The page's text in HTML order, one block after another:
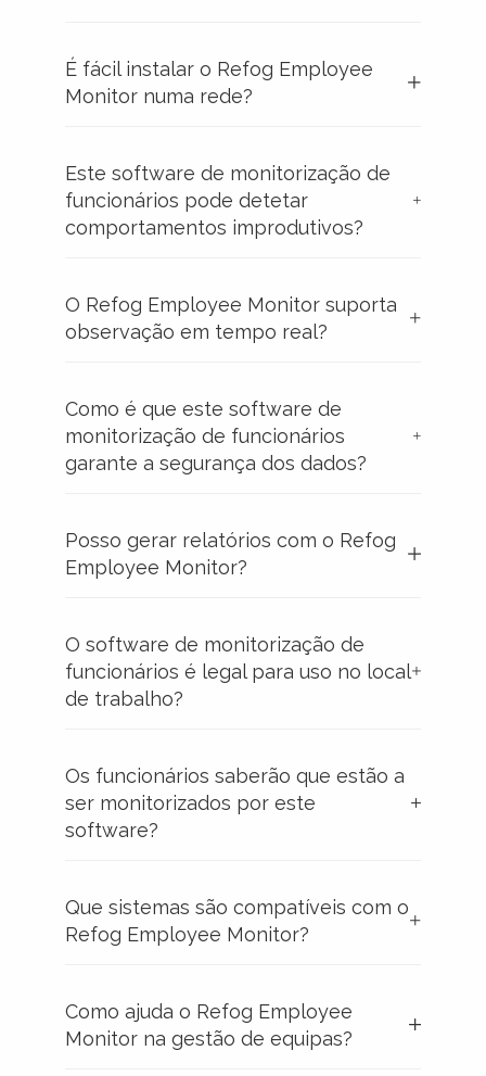
É fácil instalar o Refog Employee
Monitor numa rede?
Este software de monitorização de
funcionários pode detetar
comportamentos improdutivos?
O Refog Employee Monitor suporta
observação em tempo real?
Como é que este software de
monitorização de funcionários
garante a segurança dos dados?
Posso gerar relatórios com o Refog
Employee Monitor?
O software de monitorização de
funcionários é legal para uso no local
de trabalho?
Os funcionários saberão que estão a
ser monitorizados por este
software?
Que sistemas são compatíveis com o
Refog Employee Monitor?
Como ajuda o Refog Employee
Monitor na gestão de equipas?